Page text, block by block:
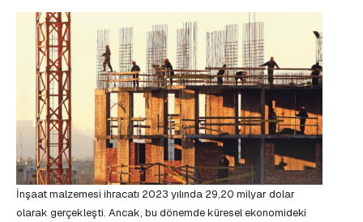
İnşaat malzemesi ihracatı 2023 yılında 29,20 milyar dolar
olarak gerçekleşti. Ancak, bu dönemde küresel ekonomideki